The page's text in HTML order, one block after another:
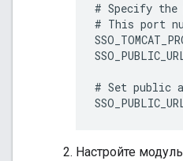
# Specify the
# This port
# Set public
Настройте